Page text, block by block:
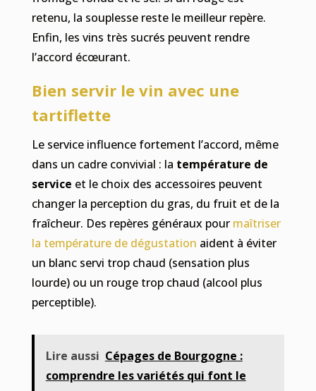
retenu, la souplesse reste le meilleur repère.
Enfin, les vins très sucrés peuvent rendre
l’accord écœurant.
Bien servir le vin avec une
tartiflette
Le service influence fortement l’accord, même
dans un cadre convivial : la température de
service et le choix des accessoires peuvent
changer la perception du gras, du fruit et de la
fraîcheur. Des repères généraux pour maîtriser
la température de dégustation aident à éviter
un blanc servi trop chaud (sensation plus
lourde) ou un rouge trop chaud (alcool plus
perceptible).
Lire aussi Cépages de Bourgogne :
comprendre les variétés qui font le